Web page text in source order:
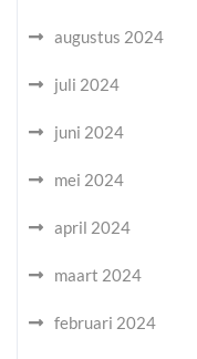
augustus 2024
juli 2024
juni 2024
mei 2024
april 2024
maart 2024
februari 2024